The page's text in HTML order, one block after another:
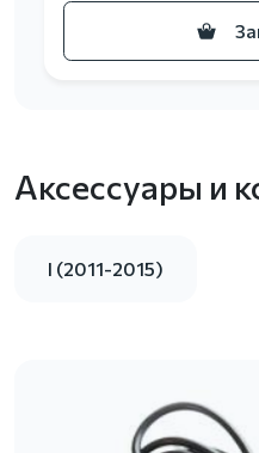
Аксессуары и
I (2011-2015)